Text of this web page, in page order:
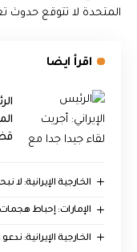
المتحدة لا تتوقع حدوث
اقرأ ايضا
الخارجية الإيرانية:
الإمارات: إحباط
الخارجية الإيرانية: